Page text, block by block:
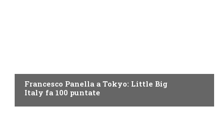
Francesco Panella a Tokyo: Little Big
Italy fa 100 puntate